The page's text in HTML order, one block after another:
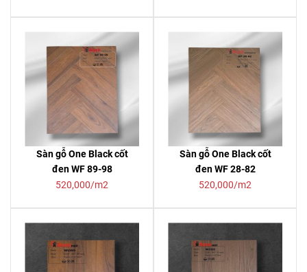
Sàn gỗ One Black cốt
đen WF 89-98
520,000/m2
Sàn gỗ One Black cốt
đen WF 28-82
520,000/m2